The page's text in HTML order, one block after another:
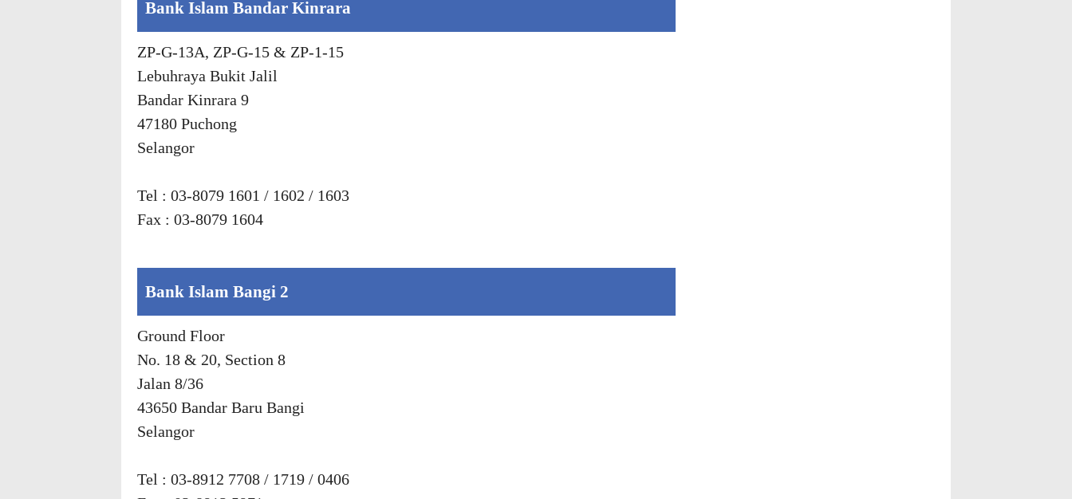
Bank Islam Bandar Kinrara
ZP-G-13A, ZP-G-15 & ZP-1-15
Lebuhraya Bukit Jalil
Bandar Kinrara 9
47180 Puchong
Selangor
Tel : 03-8079 1601 / 1602 / 1603
Fax : 03-8079 1604
Bank Islam Bangi 2
Ground Floor
No. 18 & 20, Section 8
Jalan 8/36
43650 Bandar Baru Bangi
Selangor
Tel : 03-8912 7708 / 1719 / 0406